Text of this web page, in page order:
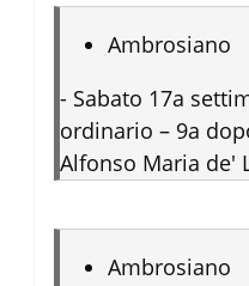
Ambrosiano
- Sabato 17a
ordinario – 9a
Alfonso Maria de'
Ambrosiano